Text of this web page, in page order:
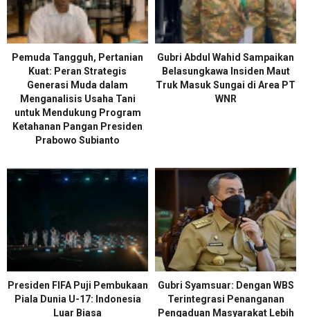
Pemuda Tangguh, Pertanian
Kuat: Peran Strategis
Generasi Muda dalam
Menganalisis Usaha Tani
untuk Mendukung Program
Ketahanan Pangan Presiden
Prabowo Subianto
Gubri Abdul Wahid Sampaikan
Belasungkawa Insiden Maut
Truk Masuk Sungai di Area PT
WNR
Presiden FIFA Puji Pembukaan
Piala Dunia U-17: Indonesia
Luar Biasa
Gubri Syamsuar: Dengan WBS
Terintegrasi Penanganan
Pengaduan Masyarakat Lebih